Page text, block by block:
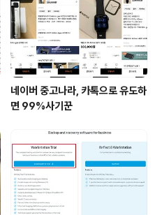
네이버 중고나라, 카톡으로 유도하
면 99%사기꾼